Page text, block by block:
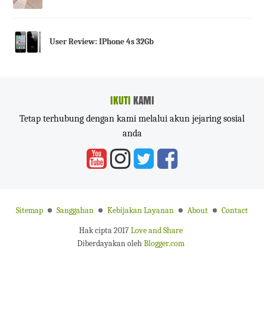
User Review: IPhone 4s 32Gb
IKUTIKAMI
Tetap terhubung dengan kami melalui akun jejaring sosial
anda
Sitemap Sanggahan Kebijakan Layanan About
Contact
Hak cipta 2017Love and Share
Diberdayakan olehBlogger.com